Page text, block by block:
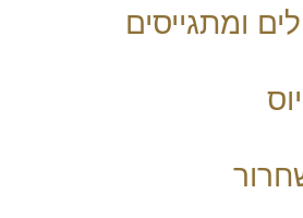
ומתגייסים